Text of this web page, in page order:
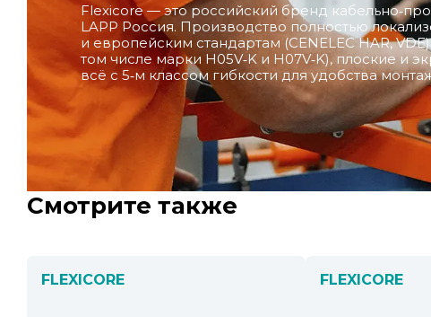
Flexicore — это российский бренд
LAPP Россия. Производство полностью
и европейским стандартам (CENELEC HAR,
том числе марки H05V‑K и H07V‑K), плоские
всё с 5‑м классом гибкости для удобства
Смотрите также
FLEXICORE FLEXICORE